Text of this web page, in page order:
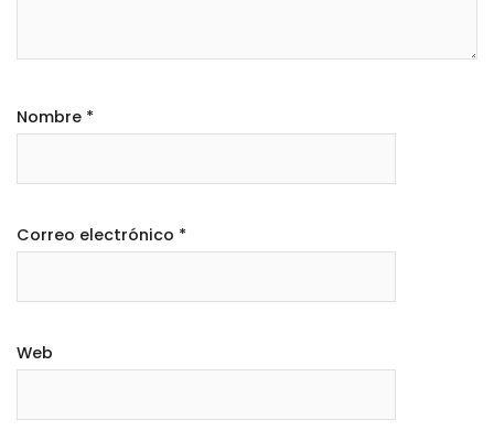
Nombre *
Correo electrónico *
Web